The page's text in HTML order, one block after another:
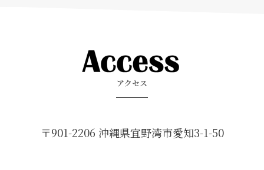
アクセス
〒901-2206 沖縄県宜野湾市愛知3-1-50